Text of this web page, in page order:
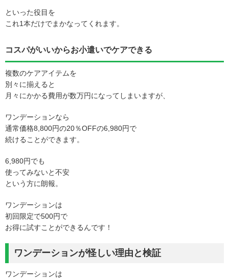
といった役目を
これ1本だけでまかなってくれます。
コスパがいいからお小遣いでケアできる
複数のケアアイテムを
別々に揃えると
月々にかかる費用が数万円になってしまいますが、
ワンデーションなら
通常価格8,800円の20％OFFの6,980円で
続けることができます。
6,980円でも
使ってみないと不安
という方に朗報。
ワンデーションは
初回限定で500円で
お得に試すことができるんです！
ワンデーションが怪しい理由と検証
ワンデーションは